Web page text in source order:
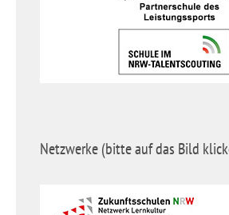
Netzwerke (bitte auf das Bild